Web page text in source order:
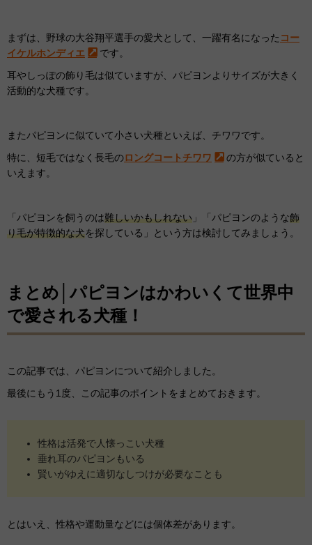
まずは、野球の大谷翔平選手の愛犬として、一躍有名になった コー
イケルホンディエ
です。
耳やしっぽの飾り毛は似ていますが、パピヨンよりサイズが大きく
活動的な犬種です。
またパピヨンに似ていて小さい犬種といえば、チワワです。
特に、短毛ではなく長毛のロングコートチワワ
の方が似ていると
いえます。
「パピヨンを飼うのは難しいかもしれない 」「パピヨンのような飾
り毛が特徴的な犬を探している」という方は検討してみましょう。
まとめ│パピヨンはかわいくて世界中
で愛される犬種！
この記事では、パピヨンについて紹介しました。
最後にもう1度、この記事のポイントをまとめておきます。
性格は活発で人懐っこい犬種
垂れ耳のパピヨンもいる
賢いがゆえに適切なしつけが必要なことも
とはいえ、性格や運動量などには個体差があります。